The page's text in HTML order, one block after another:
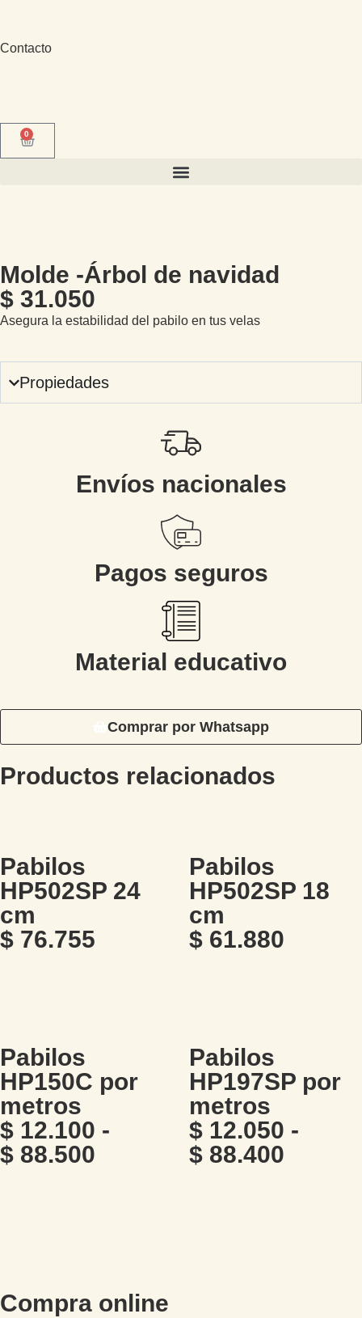
Contacto
0
Molde -Árbol de navidad
$ 31.050
Asegura la estabilidad del pabilo en tus velas
Propiedades
Envíos nacionales
Pagos seguros
Material educativo
Comprar por Whatsapp
Productos relacionados
Pabilos
HP502SP 24
cm
$ 76.755
Pabilos
HP502SP 18
cm
$ 61.880
Pabilos
HP150C por
metros
$ 12.100 -
$ 88.500
Pabilos
HP197SP por
metros
$ 12.050 -
$ 88.400
Compra online